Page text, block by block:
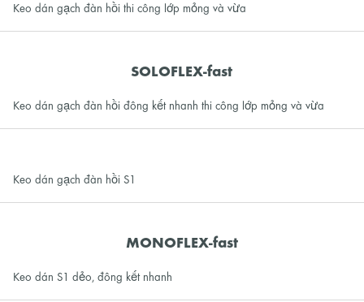
Keo dán gạch đàn hồi thi công lớp mỏng và vừa
SOLOFLEX-fast
Keo dán gạch đàn hồi đông kết nhanh thi công lớp mỏng và vừa
Keo dán gạch đàn hồi S1
MONOFLEX-fast
Keo dán S1 dẻo, đông kết nhanh